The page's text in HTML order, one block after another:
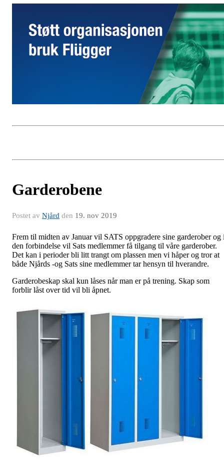
Garderobene
Postet av Njård den 19. nov 2019
Frem til midten av Januar vil SATS oppgradere sine garderober og
den forbindelse vil Sats medlemmer få tilgang til våre garderober.
Det kan i perioder bli litt trangt om plassen men vi håper og tror at
både Njårds -og Sats sine medlemmer tar hensyn til hverandre.
Garderobeskap skal kun låses når man er på trening. Skap som
forblir låst over tid vil bli åpnet.